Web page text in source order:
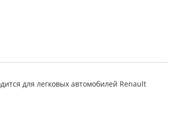
для легковых автомобилей Renault